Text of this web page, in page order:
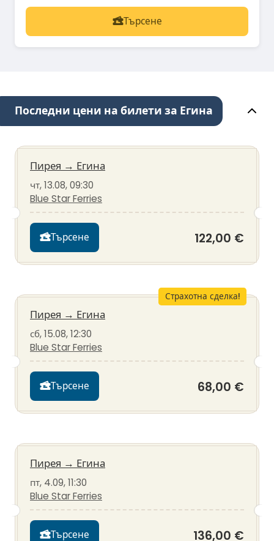
Търсене
Последни цени на билети за Егина
Пирея → Егина
чт, 13.08, 09:30
Blue Star Ferries
Търсене 122,00 €
Страхотна сделка!
Пирея → Егина
сб, 15.08, 12:30
Blue Star Ferries
Търсене 68,00 €
Пирея → Егина
пт, 4.09, 11:30
Blue Star Ferries
Търсене 136,00 €